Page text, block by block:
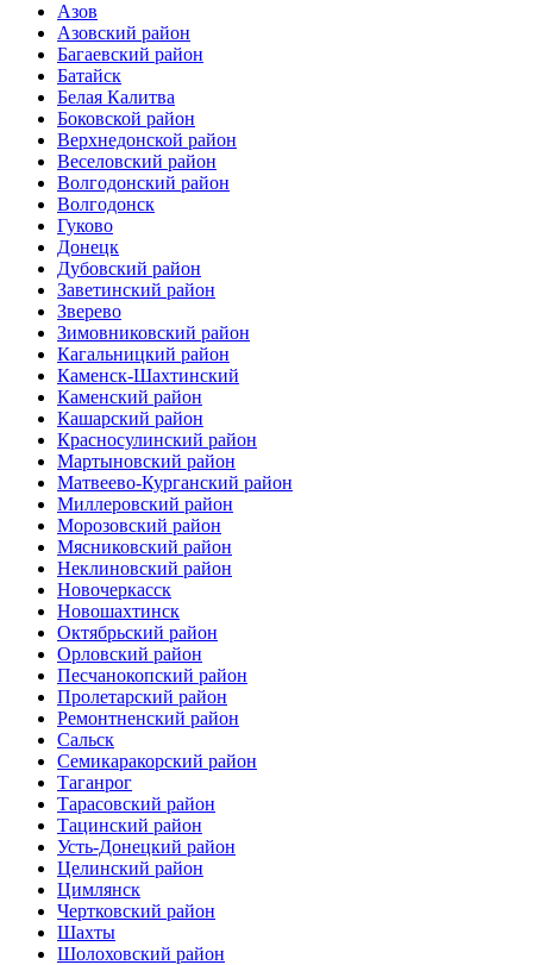
Азов
Азовский район
Багаевский район
Батайск
Белая Калитва
Боковской район
Верхнедонской район
Веселовский район
Волгодонский район
Волгодонск
Гуково
Донецк
Дубовский район
Заветинский район
Зверево
Зимовниковский район
Кагальницкий район
Каменск-Шахтинский
Каменский район
Кашарский район
Красносулинский район
Мартыновский район
Матвеево-Курганский район
Миллеровский район
Морозовский район
Мясниковский район
Неклиновский район
Новочеркасск
Новошахтинск
Октябрьский район
Орловский район
Песчанокопский район
Пролетарский район
Ремонтненский район
Сальск
Семикаракорский район
Таганрог
Тарасовский район
Тацинский район
Усть-Донецкий район
Целинский район
Цимлянск
Чертковский район
Шахты
Шолоховский район